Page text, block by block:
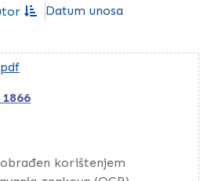
Datum unosa
korištenjem